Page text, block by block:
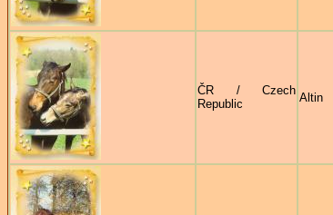
ČR / Czech
Republic
Altin